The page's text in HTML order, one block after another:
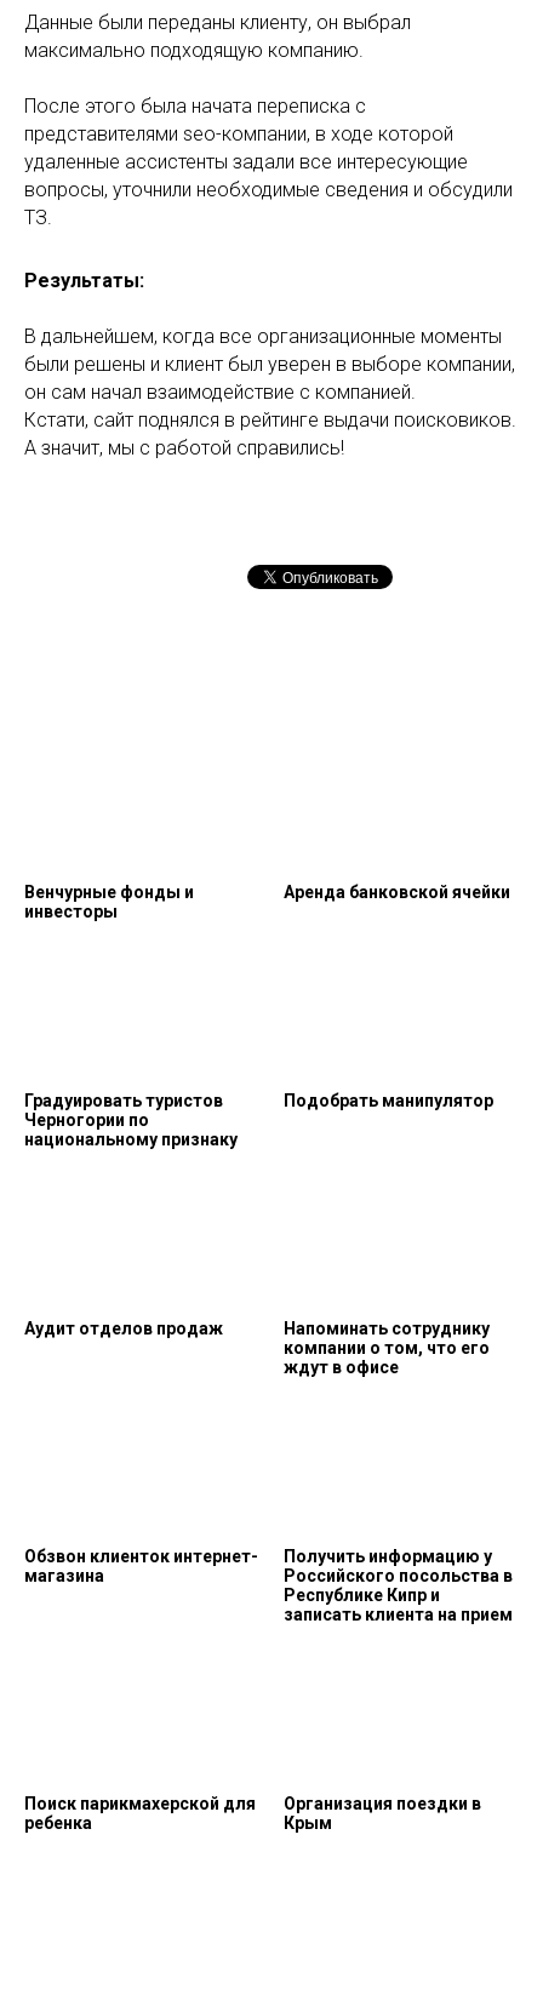
Данные были переданы клиенту, он выбрал
максимально подходящую компанию.
После этого была начата переписка с
представителями seo-компании, в ходе которой
удаленные ассистенты задали все интересующие
вопросы, уточнили необходимые сведения и обсудили
ТЗ.
Результаты:
В дальнейшем, когда все организационные моменты
были решены и клиент был уверен в выборе компании,
он сам начал взаимодействие с компанией.
Кстати, сайт поднялся в рейтинге выдачи поисковиков.
А значит, мы с работой справились!
Венчурные фонды и
инвесторы
Аренда банковской ячейки
Градуировать туристов
Черногории по
национальному признаку
Подобрать манипулятор
Аудит отделов продаж
Напоминать сотруднику
компании о том, что его
ждут в офисе
Обзвон клиенток интернет-
магазина
Получить информацию у
Российского посольства в
Республике Кипр и
записать клиента на прием
Поиск парикмахерской для
ребенка
Организация поездки в
Крым